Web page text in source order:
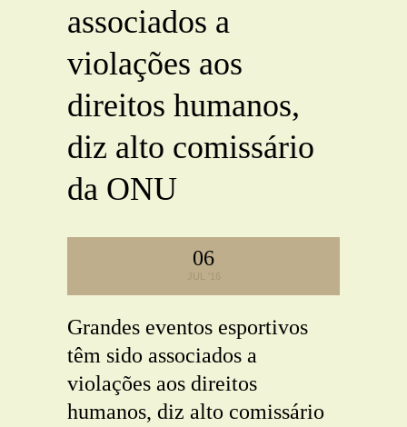
associados a
violações aos
direitos humanos,
diz alto comissário
da ONU
06
JUL '16
Grandes eventos esportivos
têm sido associados a
violações aos direitos
humanos, diz alto comissário